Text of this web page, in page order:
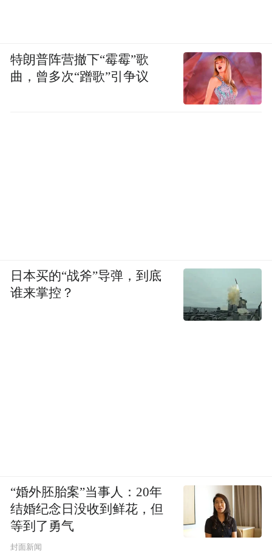
特朗普阵营撤下“霉霉”歌
曲，曾多次“蹭歌”引争议
日本买的“战斧”导弹，到底
谁来掌控？
“婚外胚胎案”当事人：20年
结婚纪念日没收到鲜花，但
等到了勇气
封面新闻